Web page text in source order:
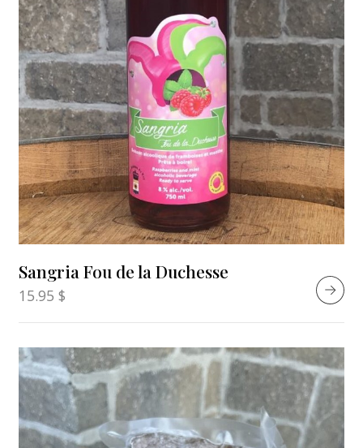
Sangria Fou de la Duchesse
15.95$